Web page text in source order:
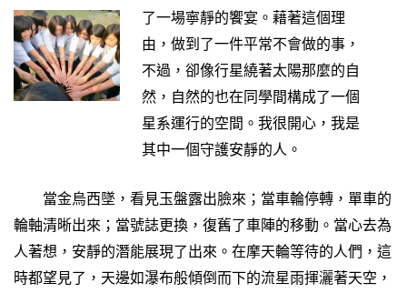
了一場寧靜的饗宴。藉著這個理
由，做到了一件平常不會做的事，
不過，卻像行星繞著太陽那麼的自
然，自然的也在同學間構成了一個
星系運行的空間。我很開心，我是
其中一個守護安靜的人。
當金烏西墜，看見玉盤露出臉來；當車輪停轉，單車的
輪軸清晰出來；當號誌更換，復舊了車陣的移動。當心去為
人著想，安靜的潛能展現了出來。在摩天輪等待的人們，這
時都望見了，天邊如瀑布般傾倒而下的流星雨揮灑著天空，